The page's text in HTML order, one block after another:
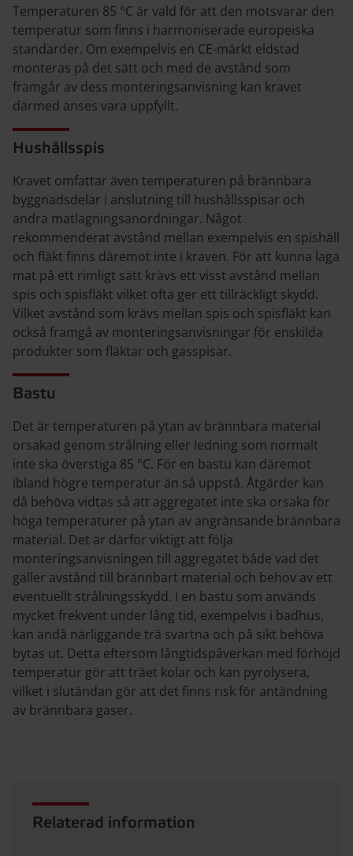
Temperaturen 85 °C är vald för att den motsvarar den
temperatur som finns i harmoniserade europeiska
standarder. Om exempelvis en CE-märkt eldstad
monteras på det sätt och med de avstånd som
framgår av dess monteringsanvisning kan kravet
därmed anses vara uppfyllt.
Hushållsspis
Kravet omfattar även temperaturen på brännbara
byggnadsdelar i anslutning till hushållsspisar och
andra matlagningsanordningar. Något
rekommenderat avstånd mellan exempelvis en spishäll
och fläkt finns däremot inte i kraven. För att kunna laga
mat på ett rimligt sätt krävs ett visst avstånd mellan
spis och spisfläkt vilket ofta ger ett tillräckligt skydd.
Vilket avstånd som krävs mellan spis och spisfläkt kan
också framgå av monteringsanvisningar för enskilda
produkter som fläktar och gasspisar.
Bastu
Det är temperaturen på ytan av brännbara material
orsakad genom strålning eller ledning som normalt
inte ska överstiga 85 °C. För en bastu kan däremot
ibland högre temperatur än så uppstå. Åtgärder kan
då behöva vidtas så att aggregatet inte ska orsaka för
höga temperaturer på ytan av angränsande brännbara
material. Det är därför viktigt att följa
monteringsanvisningen till aggregatet både vad det
gäller avstånd till brännbart material och behov av ett
eventuellt strålningsskydd. I en bastu som används
mycket frekvent under lång tid, exempelvis i badhus,
kan ändå närliggande trä svartna och på sikt behöva
bytas ut. Detta eftersom långtidspåverkan med förhöjd
temperatur gör att träet kolar och kan pyrolysera,
vilket i slutändan gör att det finns risk för antändning
av brännbara gaser.
Relaterad information